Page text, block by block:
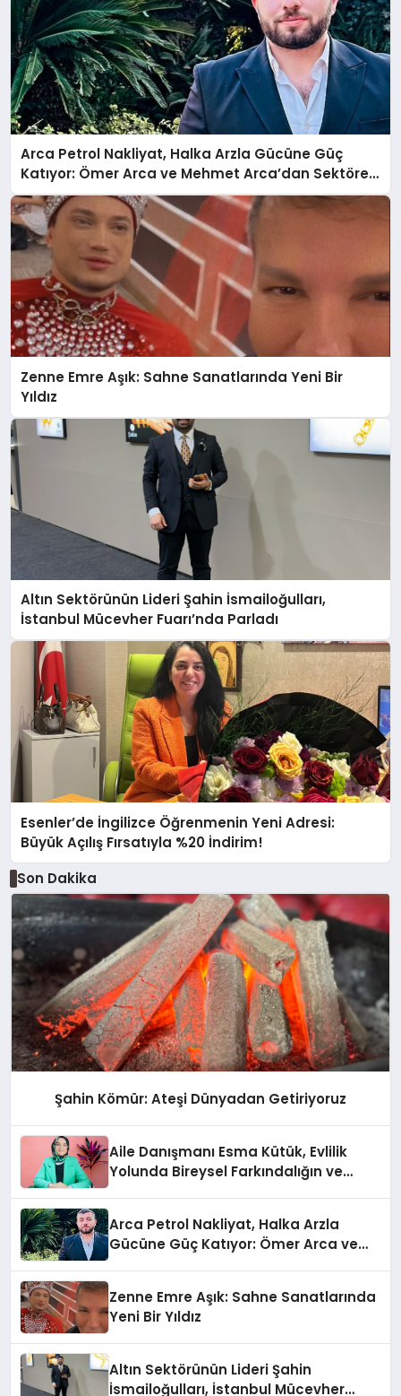
Arca Petrol Nakliyat, Halka Arzla Gücüne Güç
Katıyor: Ömer Arca ve Mehmet Arca’dan Sektöre
Güçlü Yatırım
Zenne Emre Aşık: Sahne Sanatlarında Yeni Bir
Yıldız
Altın Sektörünün Lideri Şahin İsmailoğulları,
İstanbul Mücevher Fuarı’nda Parladı ￼
Esenler’de İngilizce Öğrenmenin Yeni Adresi:
Büyük Açılış Fırsatıyla %20 İndirim!
Son Dakika
Şahin Kömür: Ateşi Dünyadan Getiriyoruz
Aile Danışmanı Esma Kütük, Evlilik
Yolunda Bireysel Farkındalığın ve
Arca Petrol Nakliyat, Halka Arzla
Gücüne Güç Katıyor: Ömer Arca ve
Zenne Emre Aşık: Sahne Sanatlarında
Yeni Bir Yıldız
Altın Sektörünün Lideri Şahin
İsmailoğulları, İstanbul Mücevher